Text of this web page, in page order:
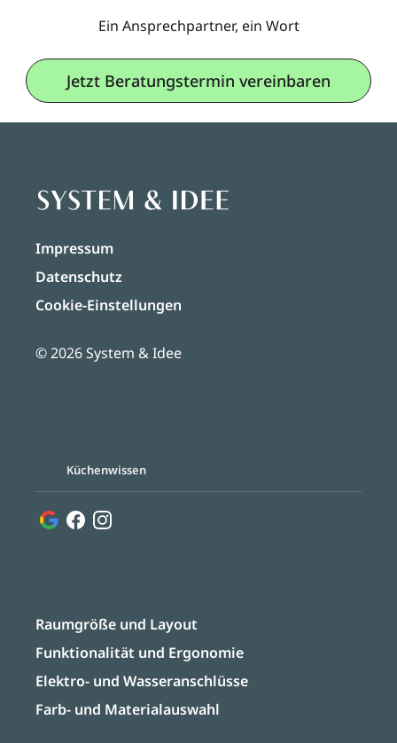
Ein Ansprechpartner, ein Wort
Jetzt Beratungstermin vereinbaren
Impressum
Datenschutz
Cookie-Einstellungen
© 2026 System & Idee
Küchenwissen
Raumgröße und Layout
Funktionalität und Ergonomie
Elektro- und Wasseranschlüsse
Farb- und Materialauswahl